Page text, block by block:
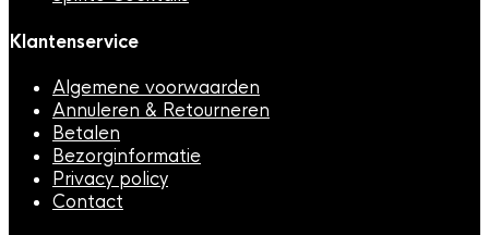
Klantenservice
Algemene voorwaarden
Annuleren & Retourneren
Betalen
Bezorginformatie
Privacy policy
Contact